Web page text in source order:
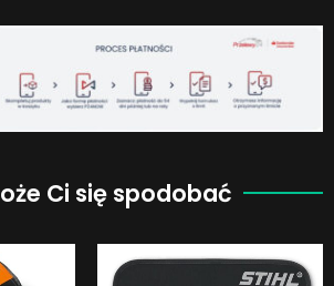
Ci się spodobać